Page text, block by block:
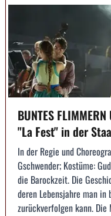
BUNTES
"La Fest" in der
In der Regie und
Gschwender; Kostüme:
die Barockzeit. Die
deren Lebensjahre man
zurückverfolgen kann.